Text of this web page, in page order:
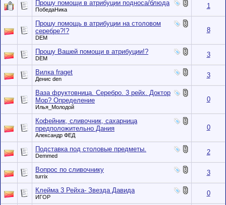
Прошу помощи в атрибуции подноса/блюда
ПобедаНика 1
Прошу помощь в атрибуции на столовом
серебре?!?
DEM
8
Прошу Вашей помощи в атрибуции!?
DEM 3
Вилка fraget
Денис den 3
Ваза фруктовница. Серебро. 3 рейх. Доктор
Мор? Определение
Илья_Молодой
0
Кофейник, сливочник, сахарница
предположительно Дания
Александр ФЕД
0
Подставка под столовые предметы.
Demmed 2
Вопрос по сливочнику
turrix 3
Клейма 3 Рейха- Звезда Давида
ИГOР 0